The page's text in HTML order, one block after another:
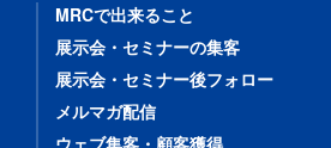
MRCで出来ること
展示会・セミナーの集客
展示会・セミナー後フォロー
メルマガ配信
ウェブ集客・顧客獲得